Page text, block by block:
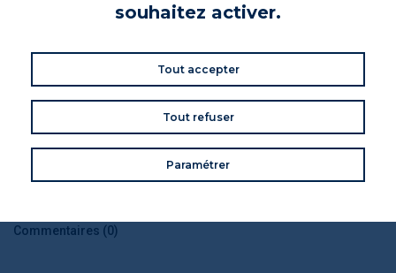
souhaitez activer.
Tout accepter
Tout refuser
Paramétrer
INFORMATIONS PRODUIT
CONSEILS DE CONSOMMATION
PRODUITS DANS CE COFFRET
VOS AVIS Donnez votre avis
Commentaires (0)